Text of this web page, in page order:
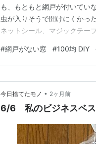
も、もともと網戸が付いてい
虫が入りそうで開けにくかっ
ネットシール、マジックテー
く仕上げられませんでした。
マジックテープ式のオーダー
#網戸がない窓 #100均 DIY
今日捨てたモノ • 2ヶ月前
6/6 私のビジネスベス